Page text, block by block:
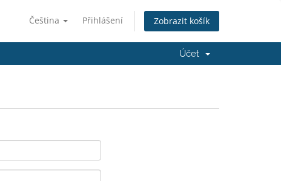
Čeština Přihlášení Zobrazit košík
Účet